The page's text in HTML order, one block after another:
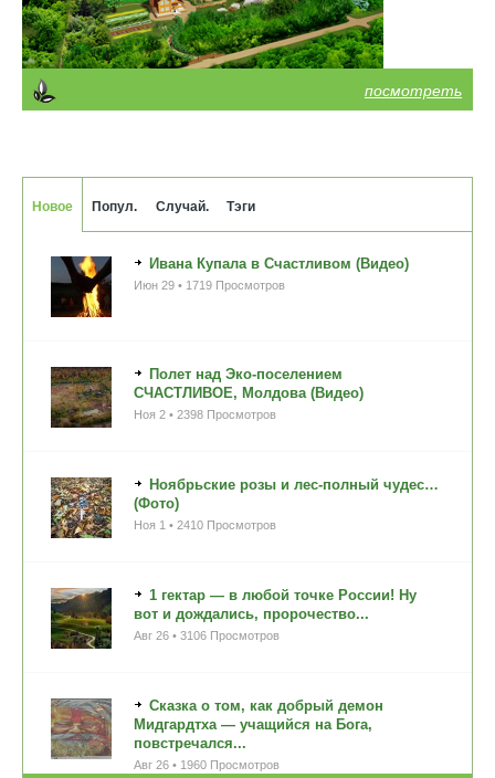
посмотреть
Новое Попул. Случай. Тэги
Ивана Купала в Счастливом (Видео)
Июн 29 • 1719 Просмотров
Полет над Эко-поселением
СЧАСТЛИВОЕ, Молдова (Видео)
Ноя 2 • 2398 Просмотров
Ноябрьские розы и лес-полный чудес…
(Фото)
Ноя 1 • 2410 Просмотров
1 гектар — в любой точке России! Ну
вот и дождались, пророчество...
Авг 26 • 3106 Просмотров
Сказка о том, как добрый демон
Мидгардтха — учащийся на Бога,
повстречался...
Авг 26 • 1960 Просмотров